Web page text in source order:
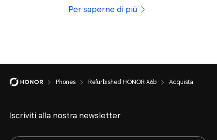
Per saperne di più
Phones Refurbished HONOR X6b Acquista
Iscriviti alla nostra newsletter